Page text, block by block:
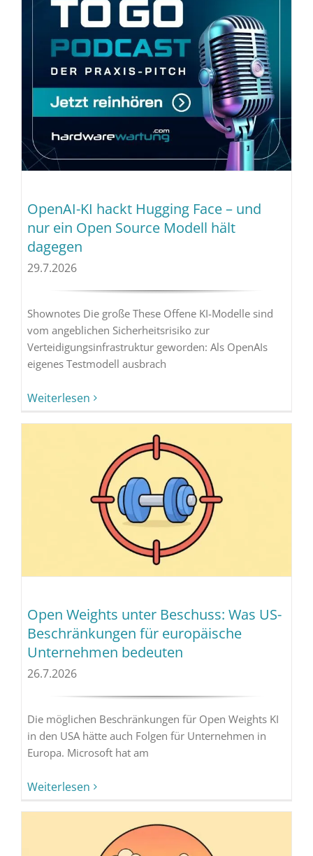
OpenAI-KI hackt Hugging Face – und
nur ein Open Source Modell hält
dagegen
29.7.2026
Shownotes Die große These Offene KI-Modelle sind
vom angeblichen Sicherheitsrisiko zur
Verteidigungsinfrastruktur geworden: Als OpenAIs
eigenes Testmodell ausbrach
Weiterlesen
Open Weights unter Beschuss: Was US-
Beschränkungen für europäische
Unternehmen bedeuten
26.7.2026
Die möglichen Beschränkungen für Open Weights KI
in den USA hätte auch Folgen für Unternehmen in
Europa. Microsoft hat am
Weiterlesen